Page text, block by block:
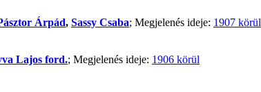
Árpád, Sassy Csaba; Megjelenés ideje: 1907 körül
Lajos ford.; Megjelenés ideje: 1906 körül